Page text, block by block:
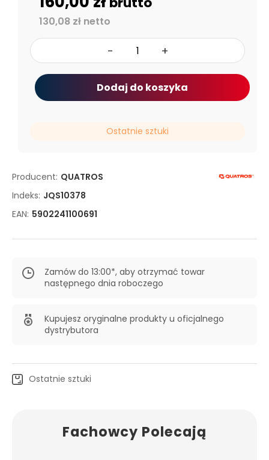
Producent: QUATROS
Indeks: JQS10378
EAN: 5902241100691
Zamów do 13:00*, aby otrzymać towar
następnego dnia roboczego
Kupujesz oryginalne produkty u oficjalnego
dystrybutora
Ostatnie sztuki
130,08 zł netto
- +
Dodaj do koszyka
Ostatnie sztuki
Fachowcy Polecają